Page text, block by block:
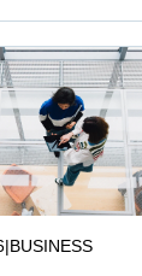
|BUSINESS